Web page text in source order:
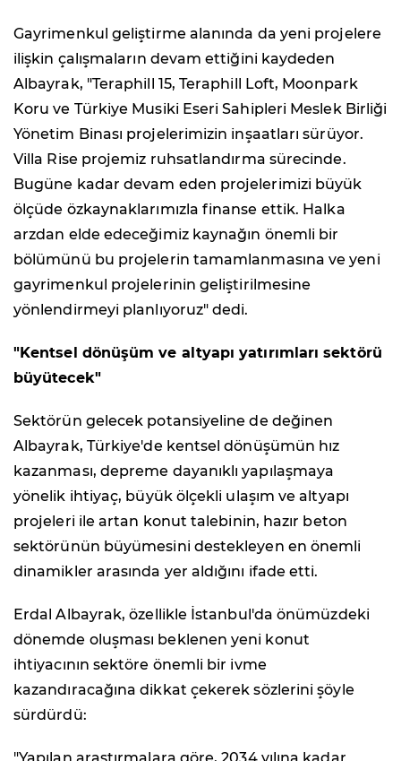
Gayrimenkul geliştirme alanında da yeni projelere
ilişkin çalışmaların devam ettiğini kaydeden
Albayrak, "Teraphill 15, Teraphill Loft, Moonpark
Koru ve Türkiye Musiki Eseri Sahipleri Meslek Birliği
Yönetim Binası projelerimizin inşaatları sürüyor.
Villa Rise projemiz ruhsatlandırma sürecinde.
Bugüne kadar devam eden projelerimizi büyük
ölçüde özkaynaklarımızla finanse ettik. Halka
arzdan elde edeceğimiz kaynağın önemli bir
bölümünü bu projelerin tamamlanmasına ve yeni
gayrimenkul projelerinin geliştirilmesine
yönlendirmeyi planlıyoruz" dedi.
"Kentsel dönüşüm ve altyapı yatırımları sektörü
büyütecek"
Sektörün gelecek potansiyeline de değinen
Albayrak, Türkiye'de kentsel dönüşümün hız
kazanması, depreme dayanıklı yapılaşmaya
yönelik ihtiyaç, büyük ölçekli ulaşım ve altyapı
projeleri ile artan konut talebinin, hazır beton
sektörünün büyümesini destekleyen en önemli
dinamikler arasında yer aldığını ifade etti.
Erdal Albayrak, özellikle İstanbul'da önümüzdeki
dönemde oluşması beklenen yeni konut
ihtiyacının sektöre önemli bir ivme
kazandıracağına dikkat çekerek sözlerini şöyle
sürdürdü: